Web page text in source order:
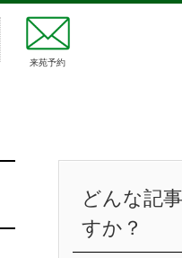
来苑予約
どんな記
すか？